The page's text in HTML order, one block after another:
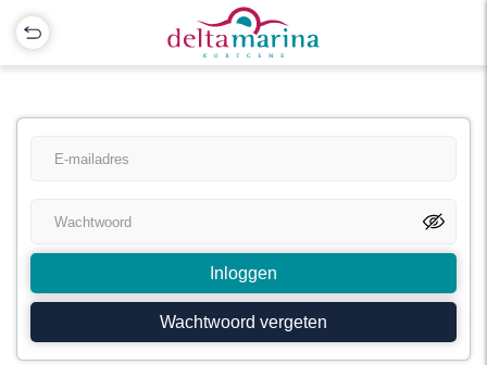
Wachtwoord vergeten
Inloggen